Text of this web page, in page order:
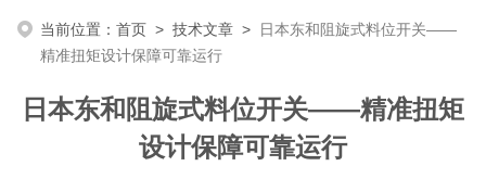
当前位置：首页 >技术文章 > 日本东和阻旋式料位开关——
精准扭矩设计保障可靠运行
日本东和阻旋式料位开关——精准扭矩
设计保障可靠运行